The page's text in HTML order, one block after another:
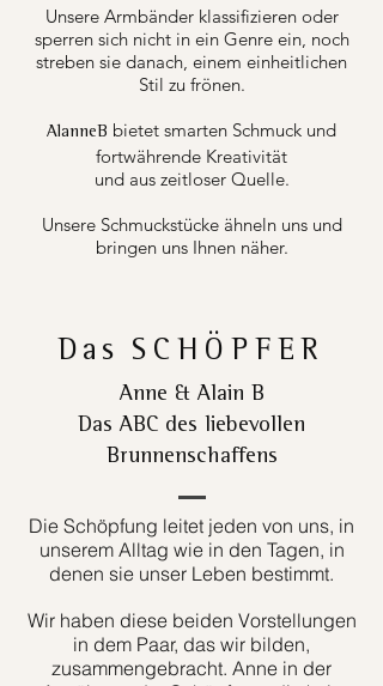
Unsere Armbänder klassifizieren oder
sperren sich nicht in ein Genre ein, noch
streben sie danach, einem einheitlichen
Stil zu frönen.
AlanneB bietet smarten Schmuck und
fortwährende Kreativität
und aus zeitloser Quelle.
Unsere Schmuckstücke ähneln uns und
bringen uns Ihnen näher.
Das SCHÖPFER
Anne & Alain B
Das ABC des liebevollen
Brunnenschaffens
Die Schöpfung leitet jeden von uns, in
unserem Alltag wie in den Tagen, in
denen sie unser Leben bestimmt.
Wir haben diese beiden Vorstellungen
in dem Paar, das wir bilden,
zusammengebracht. Anne in der